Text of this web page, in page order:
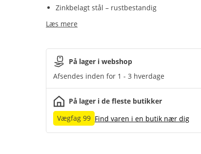
Zinkbelagt stål – rustbestandig
Læs mere
På lager i webshop
Afsendes inden for 1 - 3 hverdage
På lager i de fleste butikker
Vægfag 99 Find varen i en butik nær dig